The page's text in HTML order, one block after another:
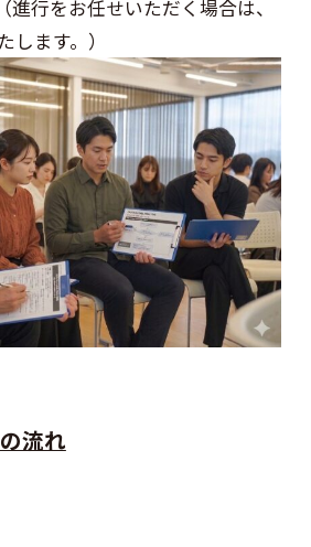
進行をお任せいただく場合は、
ます。）
流れ